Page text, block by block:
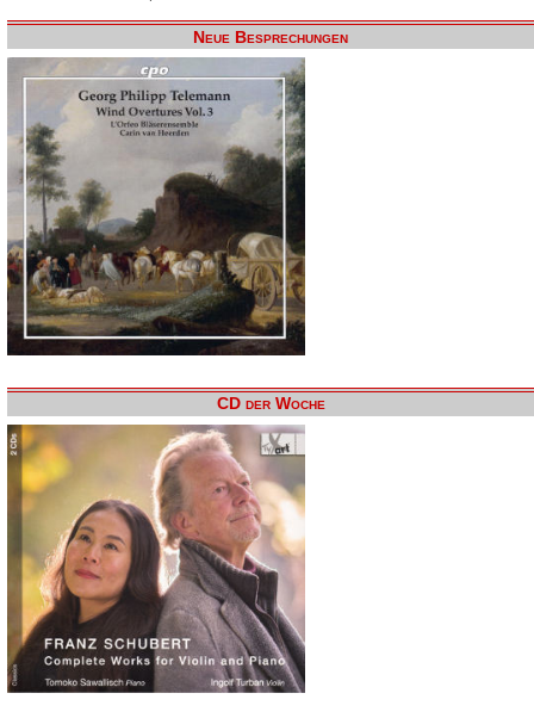
Neue Besprechungen
CD der Woche